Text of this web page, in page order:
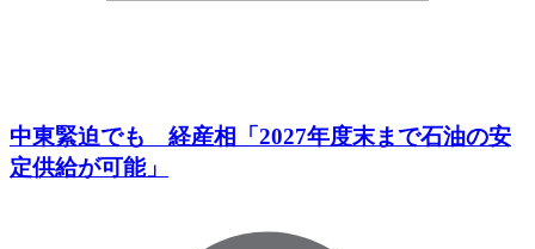
中東緊迫でも 経産相「2027年度末まで石油の安
定供給が可能」